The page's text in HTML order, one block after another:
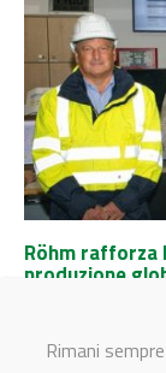
Röhm rafforza
produzione
L’impianto ad
la resilienza
medicale e...
Rimani